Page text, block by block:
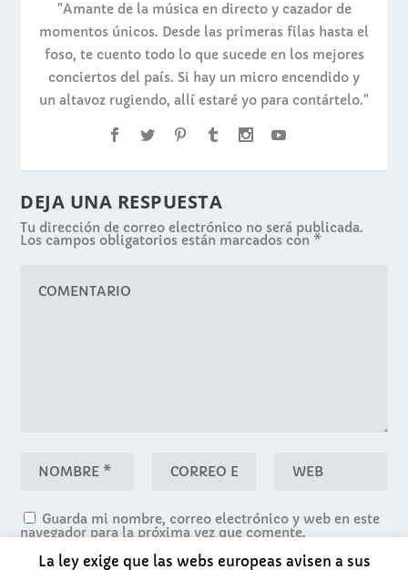
"Amante de la música en directo y cazador de
momentos únicos. Desde las primeras filas hasta el
foso, te cuento todo lo que sucede en los mejores
conciertos del país. Si hay un micro encendido y
un altavoz rugiendo, allí estaré yo para contártelo."
DEJA UNA RESPUESTA
Tu dirección de correo electrónico no será publicada.
Los campos obligatorios están marcados con*
Guarda mi nombre, correo electrónico y web en este
navegador para la próxima vez que comente.
La ley exige que las webs europeas avisen a sus